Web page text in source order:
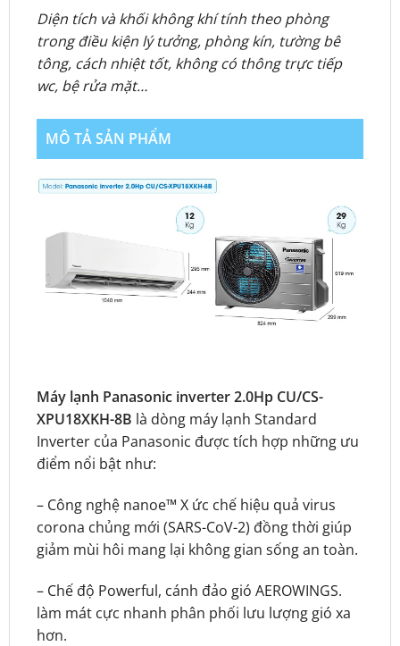
Diện tích và khối không khí tính theo phòng
trong điều kiện lý tưởng, phòng kín, tường bê
tông, cách nhiệt tốt, không có thông trực tiếp
wc, bệ rửa mặt…
MÔ TẢ SẢN PHẨM
Máy lạnh Panasonic inverter 2.0Hp CU/CS-
XPU18XKH-8B là dòng máy lạnh Standard
Inverter của Panasonic được tích hợp những ưu
điểm nổi bật như:
– Công nghệ nanoe™ X ức chế hiệu quả virus
corona chủng mới (SARS-CoV-2) đồng thời giúp
giảm mùi hôi mang lại không gian sống an toàn.
– Chế độ Powerful, cánh đảo gió AEROWINGS.
làm mát cực nhanh phân phối lưu lượng gió xa
hơn.